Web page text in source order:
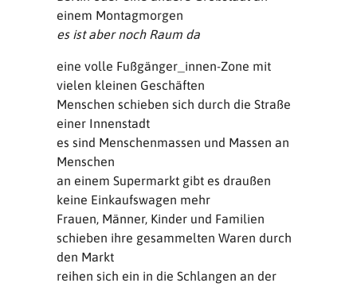
einem Montagmorgen
es ist aber noch Raum da
eine volle Fußgänger_innen-Zone mit
vielen kleinen Geschäften
Menschen schieben sich durch die Straße
einer Innenstadt
es sind Menschenmassen und Massen an
Menschen
an einem Supermarkt gibt es draußen
keine Einkaufswagen mehr
Frauen, Männer, Kinder und Familien
schieben ihre gesammelten Waren durch
den Markt
reihen sich ein in die Schlangen an der